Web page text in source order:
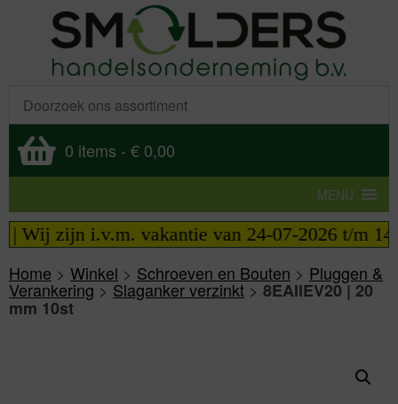
0 items - € 0,00
MENU
zijn i.v.m. vakantie van 24-07-2026 t/m 14-
Home > Winkel > Schroeven en Bouten > Pluggen &
Verankering>Slaganker verzinkt>8EAIIEV20 | 20
mm 10st